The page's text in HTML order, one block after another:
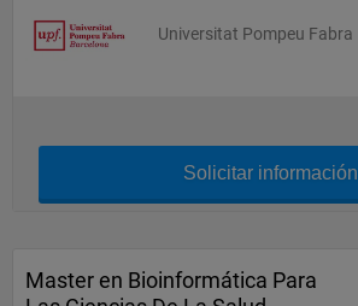
Universitat Pompeu Fabra
Solicitar información
Master en Bioinformática Para